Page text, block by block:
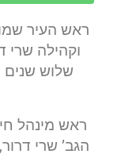
ראש העיר
וקהילה שרי
שלוש שנים
ראש מינהל
הגב’ שרי